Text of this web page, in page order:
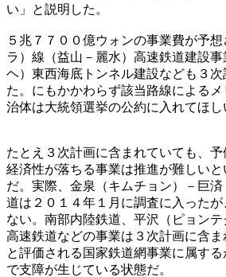
い」と説明した。
５兆７７００億ウォンの事業費が予
ラ）線（益山－麗水）高速鉄道建設
ヘ）東西海底トンネル建設なども３
た。にもかかわらず該当路線による
治体は大統領選挙の公約に入れてほし
たとえ３次計画に含まれていても、
経済性が落ちる事業は推進が難しい
だ。実際、金泉（キムチョン）－巨
道は２０１４年１月に調査に入った
ない。南部内陸鉄道、平沢（ピョンテ
高速鉄道などの事業は３次計画に含
と評価される国家鉄道網事業に属す
で支障が生じている状態だ。